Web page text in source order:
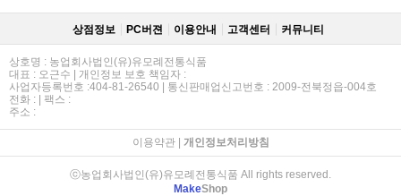
상점정보 PC버젼 이용안내 고객센터 커뮤니티
상호명 : 농업회사법인(유)유모례전통식품
대표 : 오근수 | 개인정보 보호 책임자 :
사업자등록번호 :404-81-26540 | 통신판매업신고번호 : 2009-전북정읍-004호
전화 : | 팩스 :
주소 :
이용약관| 개인정보처리방침
ⓒ농업회사법인(유)유모례전통식품 All rights reserved.
MakeShop